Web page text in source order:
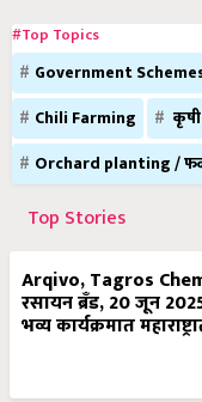
#Top Topics
Government
Chili Farming
कृषी
Orchard planting /
Top Stories
Arqivo, Tagros
रसायन ब्रँड, 20 जून
भव्य कार्यक्रमात